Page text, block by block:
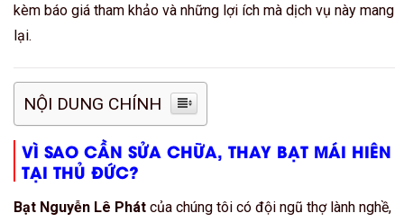
kèm báo giá tham khảo và những lợi ích mà dịch vụ này mang
lại.
NỘI DUNG CHÍNH
VÌ SAO CẦN SỬA CHỮA, THAY BẠT MÁI HIÊN
TẠI THỦ ĐỨC?
Bạt Nguyễn Lê Phát của chúng tôi có đội ngũ thợ lành nghề,